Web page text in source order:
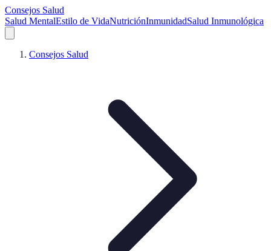
Consejos Salud
Salud MentalEstilo de VidaNutriciónInmunidadSalud Inmunológica
Consejos Salud